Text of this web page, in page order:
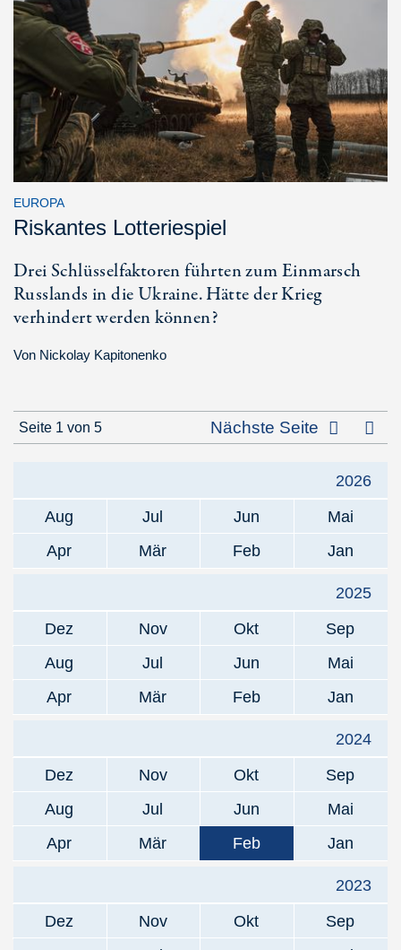
EUROPA
Riskantes Lotteriespiel
Drei Schlüsselfaktoren führten zum Einmarsch
Russlands in die Ukraine. Hätte der Krieg
verhindert werden können?
Von Nickolay Kapitonenko
Seite 1 von 5 Nächste Seite
2026
Aug
Jul Jun
Mai
Apr
Mär Feb Jan
2025
Dez
Nov Okt
Sep
Aug
Jul Jun
Mai
Apr
Mär Feb Jan
2024
Dez
Nov Okt
Sep
Aug
Jul Jun
Mai
Apr
Mär Feb Jan
2023
Dez
Nov Okt
Sep